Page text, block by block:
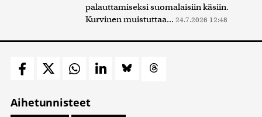
palauttamiseksi suomalaisiin käsiin.
Kurvinen muistuttaa... 24.7.2026 12:48
Aihetunnisteet